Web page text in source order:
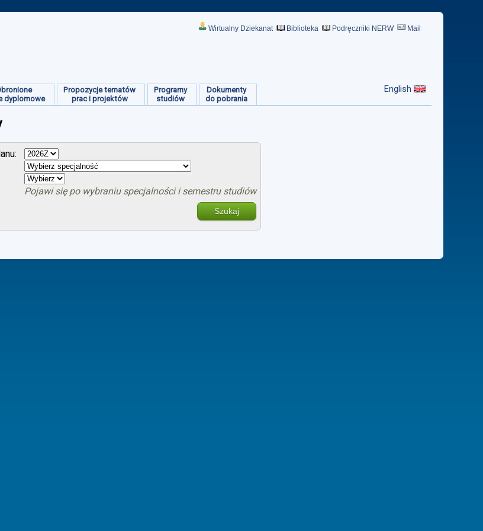
Wirtualny Dziekanat Biblioteka Podręczniki NERW Mail
dyplomowe
Propozycje tematów
prac i projektów
Programy
studiów
Dokumenty
do pobrania
English
Pojawi się po wybraniu specjalności i semestru studiów